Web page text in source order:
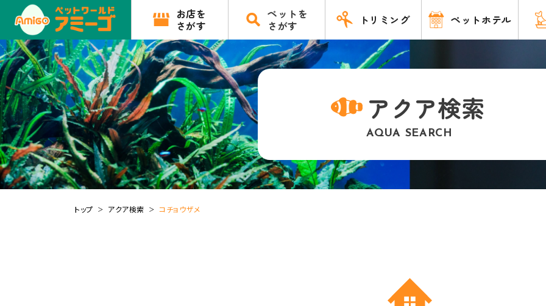
お店を
さがす
ペットを
さがす
トリミング ペットホテル
アクア検索
AQUA SEARCH
トップ アクア検索 コチョウザメ